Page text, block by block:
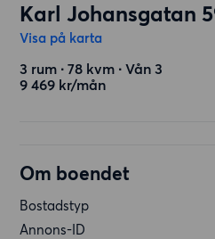
Karl Johansgatan
Visa på karta
3 rum ∙ 78 kvm ∙ Vån 3
9 469 kr/mån
Om boendet
Bostadstyp
Annons-ID